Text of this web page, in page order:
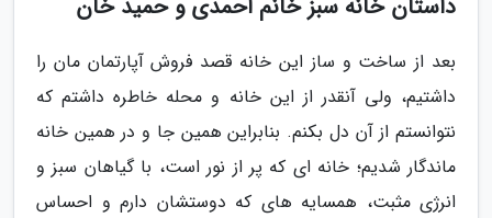
داستان خانه سبز خانم احمدی و حمید خان
بعد از ساخت و ساز این خانه قصد فروش آپارتمان مان را
داشتیم، ولی آنقدر از این خانه و محله خاطره داشتم که
نتوانستم از آن دل بکنم. بنابراین همین جا و در همین خانه
ماندگار شدیم؛ خانه ای که پر از نور است، با گیاهان سبز و
انرژی مثبت، همسایه های که دوستشان دارم و احساس